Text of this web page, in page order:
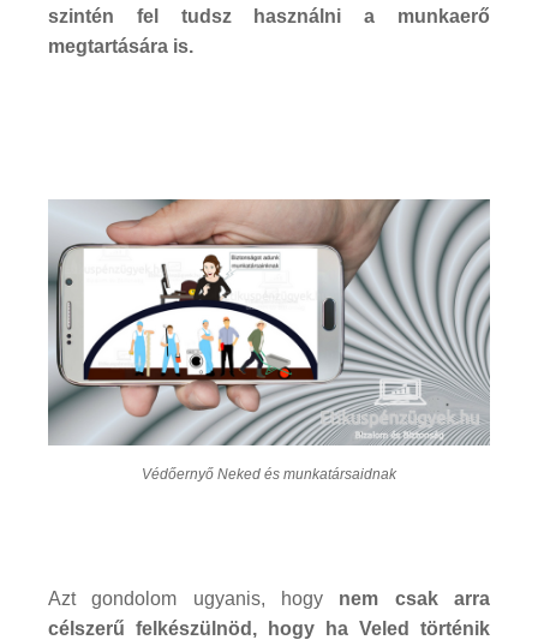
szintén fel tudsz használni a munkaerő
megtartására is.
Védőernyő Neked és munkatársaidnak
Azt gondolom ugyanis, hogy nem csak arra
célszerű felkészülnöd, hogy ha Veled történik